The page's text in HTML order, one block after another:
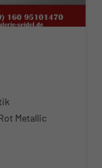
Metallic